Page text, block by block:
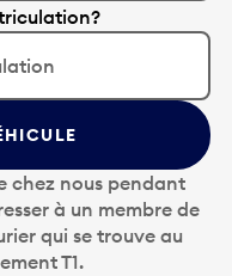
chez nous pendant
à un membre de
qui se trouve au
T1.